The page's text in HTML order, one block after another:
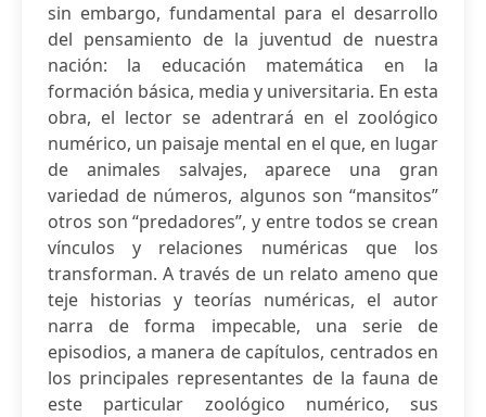
sin embargo, fundamental para el desarrollo
del pensamiento de la juventud de nuestra
nación: la educación matemática en la
formación básica, media y universitaria. En esta
obra, el lector se adentrará en el zoológico
numérico, un paisaje mental en el que, en lugar
de animales salvajes, aparece una gran
variedad de números, algunos son “mansitos”
otros son “predadores”, y entre todos se crean
vínculos y relaciones numéricas que los
transforman. A través de un relato ameno que
teje historias y teorías numéricas, el autor
narra de forma impecable, una serie de
episodios, a manera de capítulos, centrados en
los principales representantes de la fauna de
este particular zoológico numérico, sus